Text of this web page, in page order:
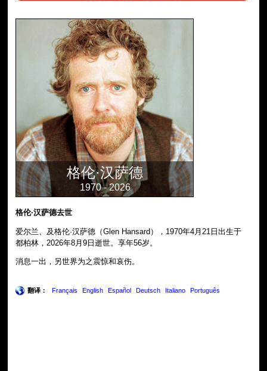
格伦·汉萨德
1970 - 2026
格伦·汉萨德去世
爱尔兰、及格伦·汉萨德（Glen Hansard），1970年4月21日出生于
都柏林，2026年8月9日逝世。享年56岁。
消息一出，另世界为之震惊和哀伤。
翻译： Français English Español Deutsch Italiano Português